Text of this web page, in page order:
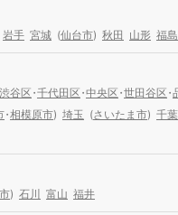
岩手 宮城 (仙台市) 秋田 山形 福島
渋谷区・千代田区・中央区・世田谷区・
・相模原市) 埼玉 (さいたま市) 千葉
) 石川 富山 福井